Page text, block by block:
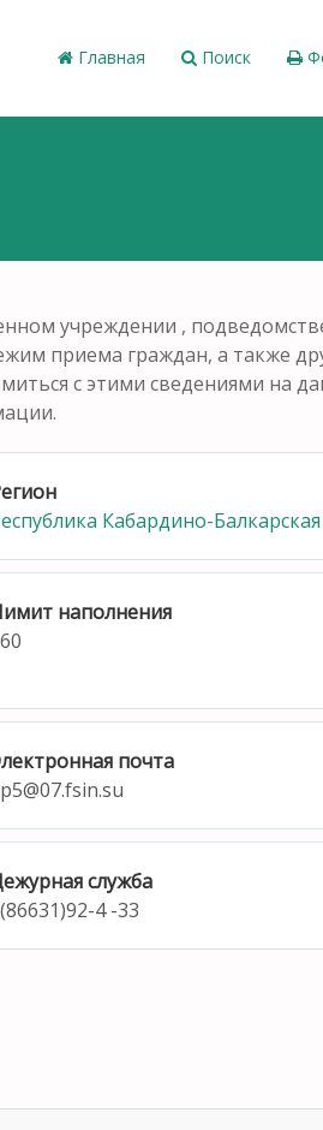
Главная Поиск
учреждении ,
приема граждан, а также
с этими сведениями на
Кабардино-Балкарская
наполнения
почта
служба
4 -33